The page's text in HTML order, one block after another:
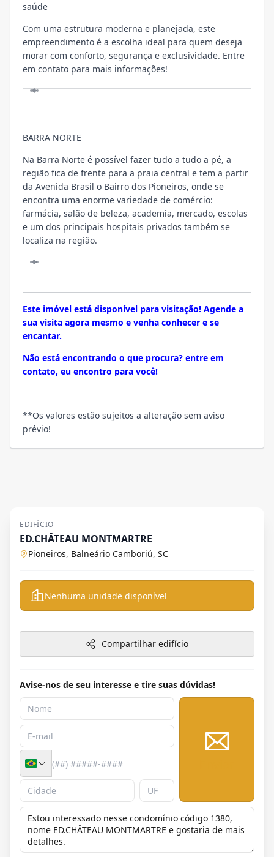
saúde
Com uma estrutura moderna e planejada, este
empreendimento é a escolha ideal para quem deseja
morar com conforto, segurança e exclusividade. Entre
em contato para mais informações!
BARRA NORTE
Na Barra Norte é possível fazer tudo a tudo a pé, a
região fica de frente para a praia central e tem a partir
da Avenida Brasil o Bairro dos Pioneiros, onde se
encontra uma enorme variedade de comércio:
farmácia, salão de beleza, academia, mercado, escolas
e um dos principais hospitais privados também se
localiza na região.
Este imóvel está disponível para visitação! Agende a
sua visita agora mesmo e venha conhecer e se
encantar.
Não está encontrando o que procura? entre em
contato, eu encontro para você!
**Os valores estão sujeitos a alteração sem aviso
prévio!
EDIFÍCIO
ED.CHÂTEAU MONTMARTRE
Pioneiros, Balneário Camboriú, SC
Nenhuma unidade disponível
Compartilhar edifício
Avise-nos de seu interesse e tire suas dúvidas!